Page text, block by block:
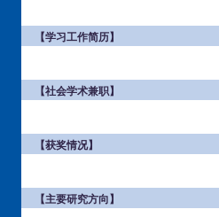
【学习工作简历】
【社会学术兼职】
【获奖情况】
【主要研究方向】